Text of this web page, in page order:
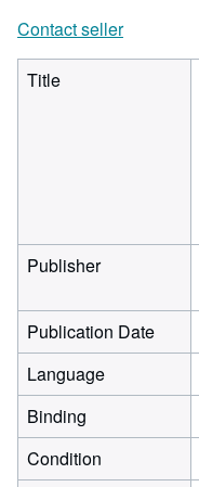
Contact seller
Title
Publisher
Publication Date
Language
Binding
Condition